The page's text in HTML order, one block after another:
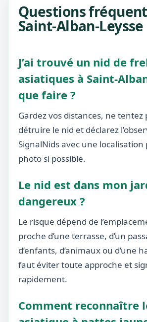
Questions
Saint-Alban-Leysse
J’ai trouvé un nid de
asiatiques à Saint-
que faire ?
Gardez vos distances, ne tentez
détruire le nid et déclarez
SignalNids avec une localisation
photo si possible.
Le nid est dans mon
dangereux ?
Le risque dépend de
proche d’une terrasse, d’un
d’enfants, d’animaux ou d’une
faut éviter toute approche et
rapidement.
Comment reconnaître